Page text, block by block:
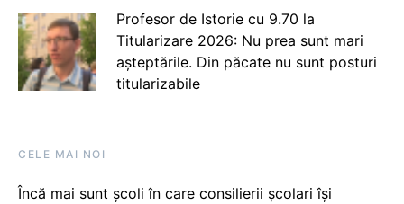
Profesor de Istorie cu 9.70 la
Titularizare 2026: Nu prea sunt mari
așteptările. Din păcate nu sunt posturi
titularizabile
CELE MAI NOI
Încă mai sunt școli în care consilierii școlari își